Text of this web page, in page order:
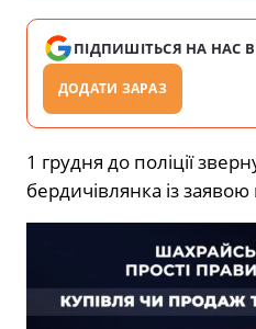
ПІДПИШІТЬСЯ НА НАС В
ДОДАТИ ЗАРАЗ
1 грудня до поліції
бердичівлянка із